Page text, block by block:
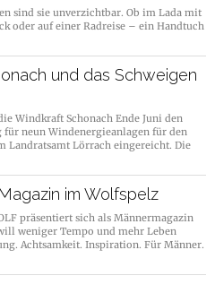
sind sie unverzichtbar. Ob im Lada mit
oder auf einer Radreise – ein Handtuch
und das Schweigen
Windkraft Schonach Ende Juni den
für neun Windenergieanlagen für den
Landratsamt Lörrach eingereicht. Die
im Wolfspelz
präsentiert sich als Männermagazin
weniger Tempo und mehr Leben
Achtsamkeit. Inspiration. Für Männer.